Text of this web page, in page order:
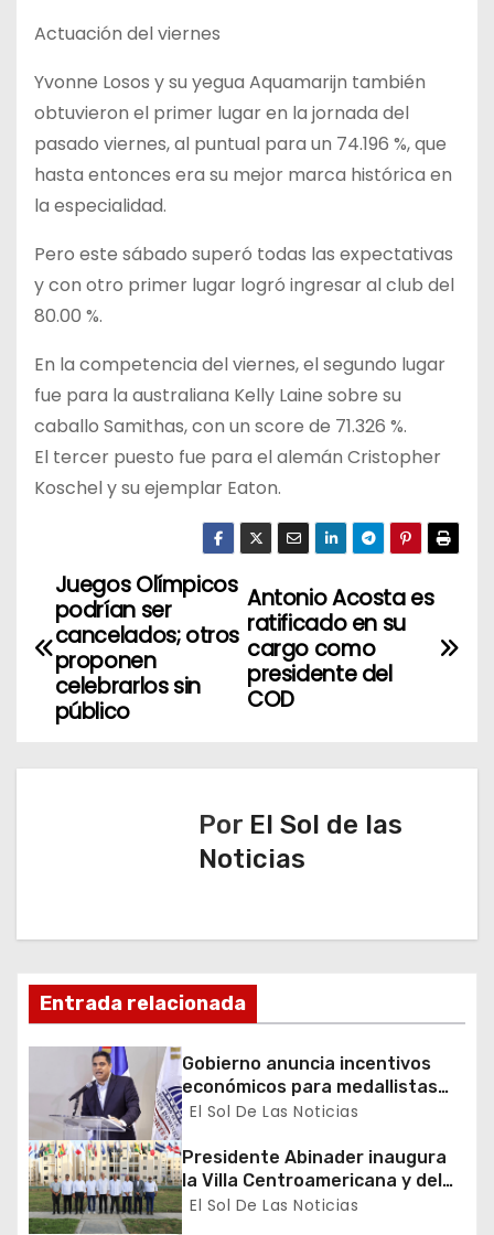
Actuación del viernes
Yvonne Losos y su yegua Aquamarijn también
obtuvieron el primer lugar en la jornada del
pasado viernes, al puntual para un 74.196 %, que
hasta entonces era su mejor marca histórica en
la especialidad.
Pero este sábado superó todas las expectativas
y con otro primer lugar logró ingresar al club del
80.00 %.
En la competencia del viernes, el segundo lugar
fue para la australiana Kelly Laine sobre su
caballo Samithas, con un score de 71.326 %.
El tercer puesto fue para el alemán Cristopher
Koschel y su ejemplar Eaton.
N
a
g
n
d
e
e
n
Antonio Acosta es
ratificado en su
cargo como
presidente del
COD
Juegos Olímpicos
podrían ser
cancelados; otros
proponen
celebrarlos sin
público
Por El Sol de las
Noticias
Entrada relacionada
Gobierno anuncia incentivos
económicos para medallistas
dominicanos en los Juegos
Centroamericanos y del Caribe
El Sol De Las Noticias
Presidente Abinader inaugura
la Villa Centroamericana y del
Caribe para los XXV Juegos
Santo Domingo 2026
El Sol De Las Noticias